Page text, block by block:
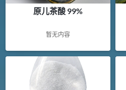
原儿茶酸 99%
暂无内容